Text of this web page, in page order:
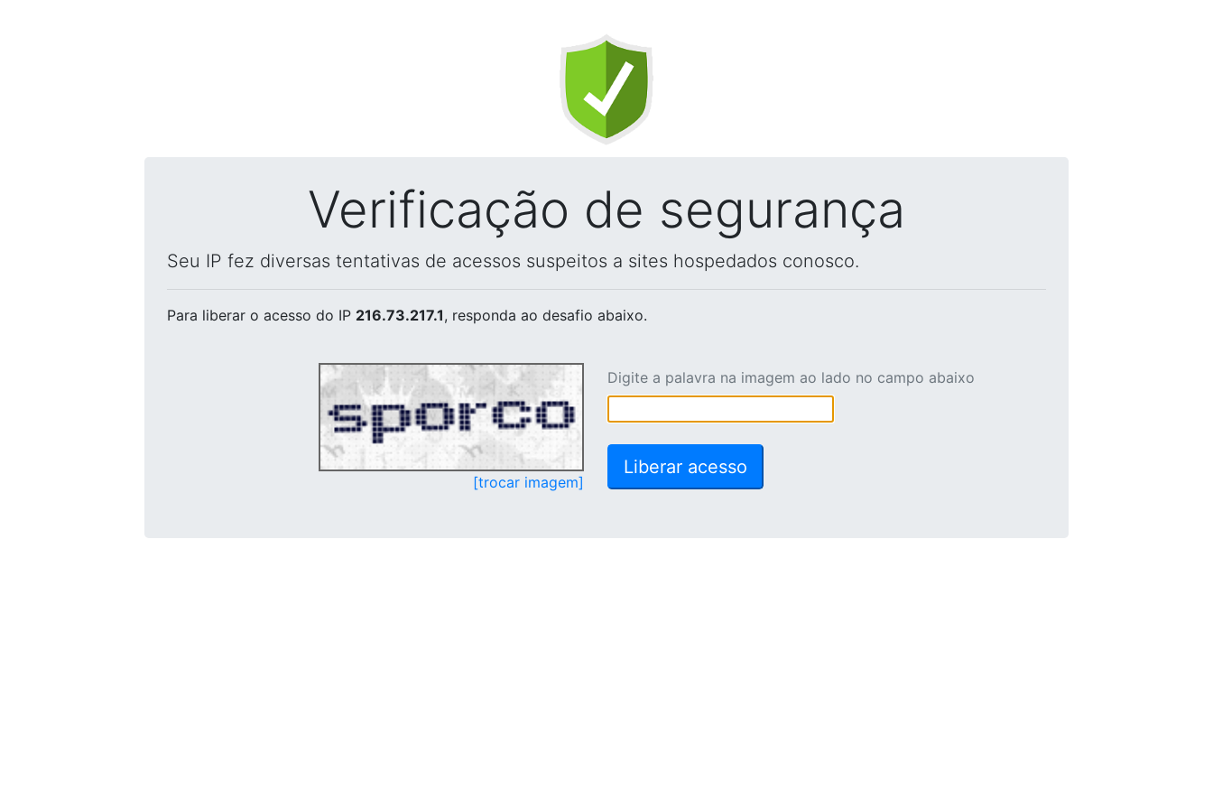
Verificação de segurança
Seu IP fez diversas tentativas de acessos suspeitos a sites hospedados conosco.
Para liberar o acesso do IP 216.73.217.1, responda ao desafio abaixo.
[trocar imagem]
Digite a palavra na imagem ao lado no campo abaixo